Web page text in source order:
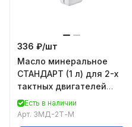
336 ₽/шт
Масло минеральное
СТАНДАРТ (1 л) для 2-х
тактных двигателей
Зубр ЗМД-2Т-М
Есть в наличии
Арт. ЗМД-2Т-М